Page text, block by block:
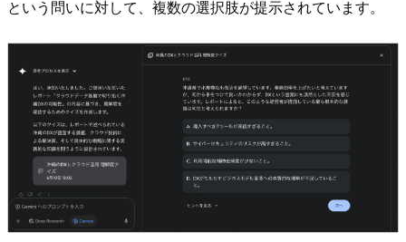
という問いに対して、複数の選択肢が提示されています。